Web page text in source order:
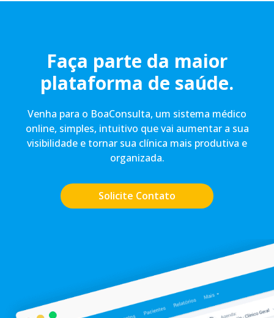
Faça parte da maior
plataforma de saúde.
Venha para o BoaConsulta, um sistema médico
online, simples, intuitivo que vai aumentar a sua
visibilidade e tornar sua clínica mais produtiva e
organizada.
Solicite Contato